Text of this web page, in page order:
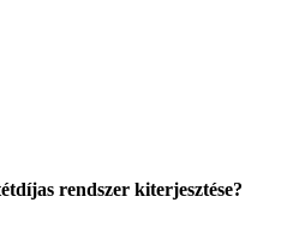
rendszer kiterjesztése?